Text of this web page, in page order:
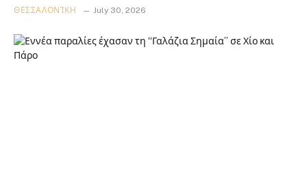
ΘΕΣΣΑΛΟΝΊΚΗ July 30, 2026